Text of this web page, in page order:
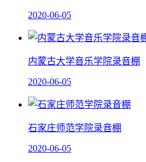
2020-06-05
内蒙古大学音乐学院录音棚
2020-06-05
石家庄师范学院录音棚
2020-06-05